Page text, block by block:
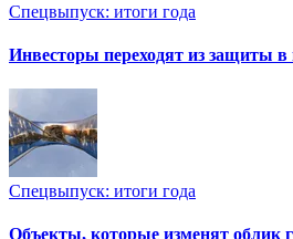
Спецвыпуск: итоги года
Инвесторы переходят из защиты в
Спецвыпуск: итоги года
Объекты, которые изменят облик